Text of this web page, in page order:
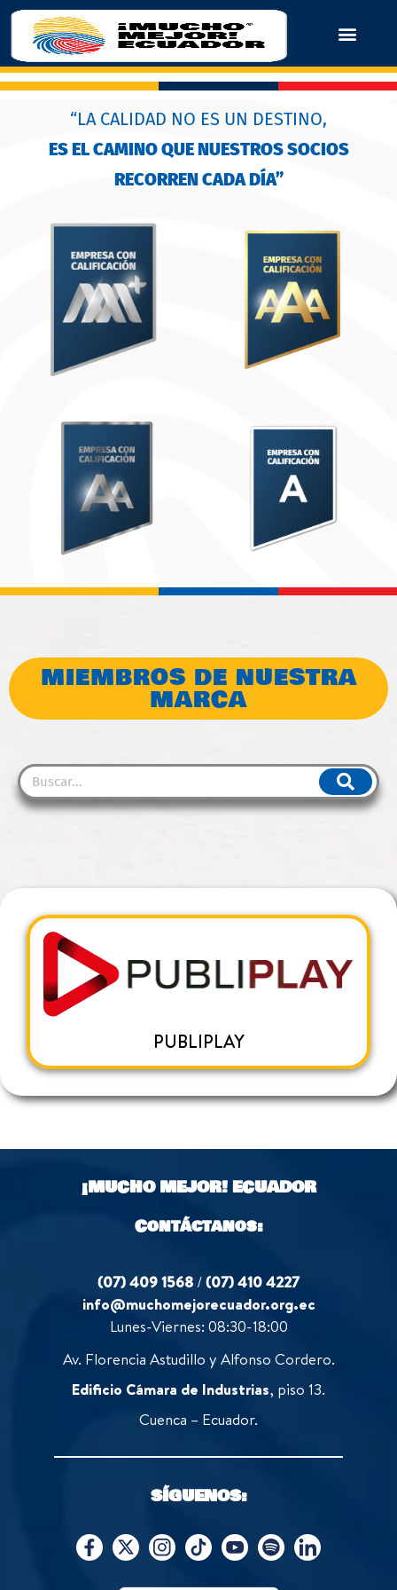
“LA CALIDAD NO ES UN DESTINO,
ES EL CAMINO QUE NUESTROS SOCIOS
RECORREN CADA DÍA”
MIEMBROS DE NUESTRA
MARCA
PUBLIPLAY
¡MUCHO MEJOR!ECUADOR
Contáctanos:
(07) 409 1568 /(07) 410 4227
info@muchomejorecuador.org.ec
Lunes-Viernes: 08:30-18:00
Av. Florencia Astudillo y Alfonso Cordero.
Edificio Cámara de Industrias, piso 13.
Cuenca – Ecuador.
SÍGUENOS: